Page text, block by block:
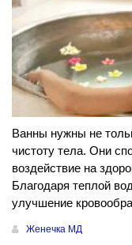
Ванны нужны не
чистоту тела. Они
воздействие на
Благодаря теплой
улучшение
Женечка МД